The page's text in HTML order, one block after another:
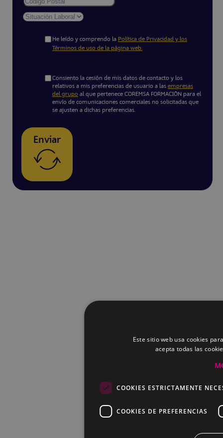
He leído y comprendo la Política de Privacidad y los
Términos de uso de la página web.
Consiento la cesión de mis datos de contacto y los
relativos a mis preferencias de usuario a las empresas
del grupo al que pertenece COREMSA FORMACIÓN para el
envío de comunicaciones comerciales no solicitadas que
se ajusten a dichas preferencias.
Enviar
Este sitio web usa cookies
acepta todas las
COOKIES ESTRICTAMENTE
COOKIES DE PREFERENCIAS